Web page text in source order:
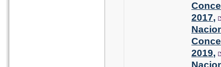
2017,
2019,